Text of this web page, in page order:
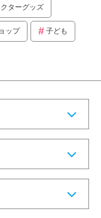
ターグッズ
ップ 子ども